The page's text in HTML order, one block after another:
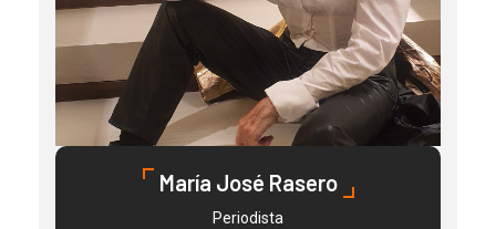
María José Rasero
Periodista